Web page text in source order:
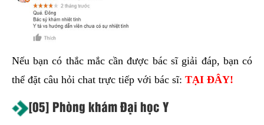
Nếu bạn có thắc mắc cần được bác sĩ giải đáp, bạn có
thể đặt câu hỏi chat trực tiếp với bác sĩ: TẠI ĐÂY!
[05] Phòng khám Đại học Y